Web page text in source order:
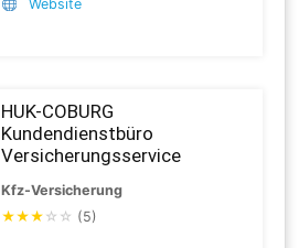
Website
HUK-COBURG
Kundendienstbüro
Versicherungsservice
Kfz-Versicherung
★★★ ☆ ☆ (5)